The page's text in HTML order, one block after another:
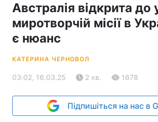
Австралія відкрита до
миротворчій місії в
є нюанс
КАТЕРИНА ЧЕРНОВОЛ
03:02, 16.03.25 2 хв. 1678
Підпишіться на нас в